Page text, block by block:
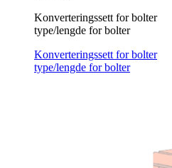
Konverteringssett for bolter
type/lengde for bolter
Konverteringssett for bolter
type/lengde for bolter